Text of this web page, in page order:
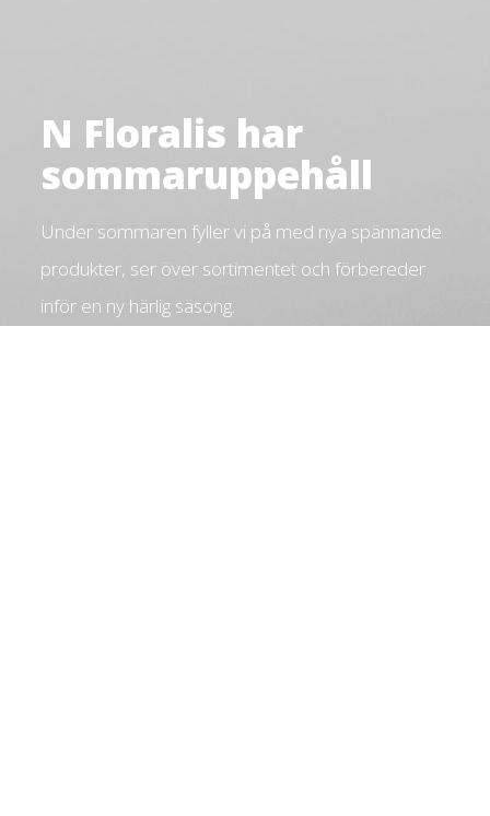
N Floralis har
sommaruppehåll
Under sommaren fyller vi på med nya spännande
produkter, ser över sortimentet och förbereder
inför en ny härlig säsong.